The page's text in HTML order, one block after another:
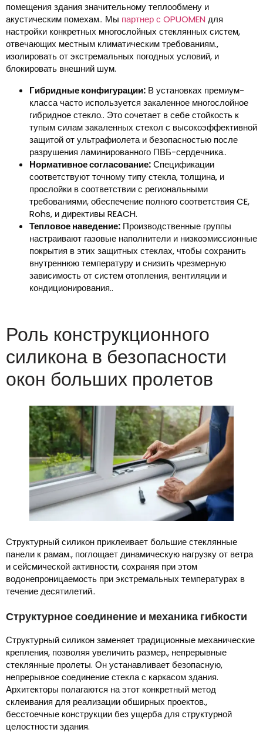
помещения здания значительному теплообмену и
акустическим помехам.. Мы партнер с OPUOMEN для
настройки конкретных многослойных стеклянных систем,
отвечающих местным климатическим требованиям.,
изолировать от экстремальных погодных условий, и
блокировать внешний шум.
Гибридные конфигурации: В установках премиум-
класса часто используется закаленное многослойное
гибридное стекло.. Это сочетает в себе стойкость к
тупым силам закаленных стекол с высокоэффективной
защитой от ультрафиолета и безопасностью после
разрушения ламинированного ПВБ-сердечника..
Нормативное согласование:Спецификации
соответствуют точному типу стекла, толщина, и
прослойки в соответствии с региональными
требованиями, обеспечение полного соответствия CE,
Rohs, и директивы REACH.
Тепловое наведение: Производственные группы
настраивают газовые наполнители и низкоэмиссионные
покрытия в этих защитных стеклах, чтобы сохранить
внутреннюю температуру и снизить чрезмерную
зависимость от систем отопления, вентиляции и
кондиционирования..
Роль конструкционного
силикона в безопасности
окон больших пролетов
Структурный силикон приклеивает большие стеклянные
панели к рамам., поглощает динамическую нагрузку от ветра
и сейсмической активности, сохраняя при этом
водонепроницаемость при экстремальных температурах в
течение десятилетий..
Структурное соединение и механика гибкости
Структурный силикон заменяет традиционные механические
крепления, позволяя увеличить размер., непрерывные
стеклянные пролеты. Он устанавливает безопасную,
непрерывное соединение стекла с каркасом здания.
Архитекторы полагаются на этот конкретный метод
склеивания для реализации обширных проектов.,
бесстоечные конструкции без ущерба для структурной
целостности здания.